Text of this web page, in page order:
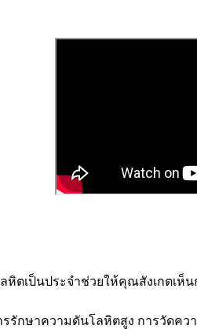
หิตเป็นประจำช่วยให้คุณสังเกตเห็
รักษาความดันโลหิตสูง การวัดค